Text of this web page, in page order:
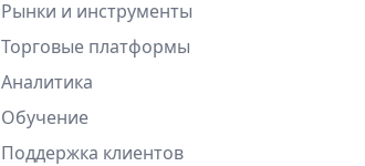
Рынки и инструменты
Торговые платформы
Аналитика
Обучение
Поддержка клиентов